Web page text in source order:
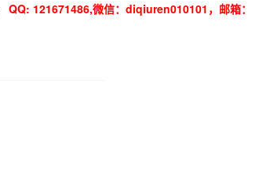
QQ: 121671486,微信：diqiuren010101，邮箱：